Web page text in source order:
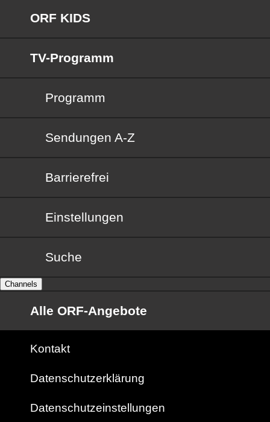
ORF KIDS
TV-Programm
Programm
Sendungen von A bis Z
Sendungen A-Z
Barrierefrei
Barrierefrei
Einstellungen
Suche
Channels
Alle ORF-Angebote
Kontakt
Datenschutzerklärung
Datenschutzeinstellungen